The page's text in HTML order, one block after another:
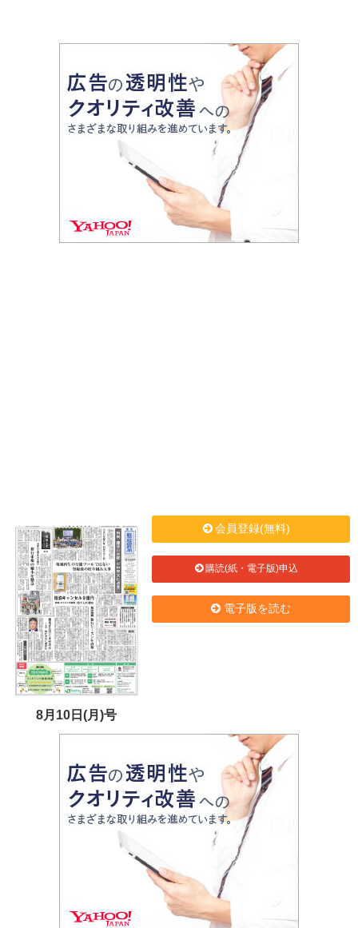
8月10日(月)号
会員登録(無料)
購読(紙・電子版)申込
電子版を読む